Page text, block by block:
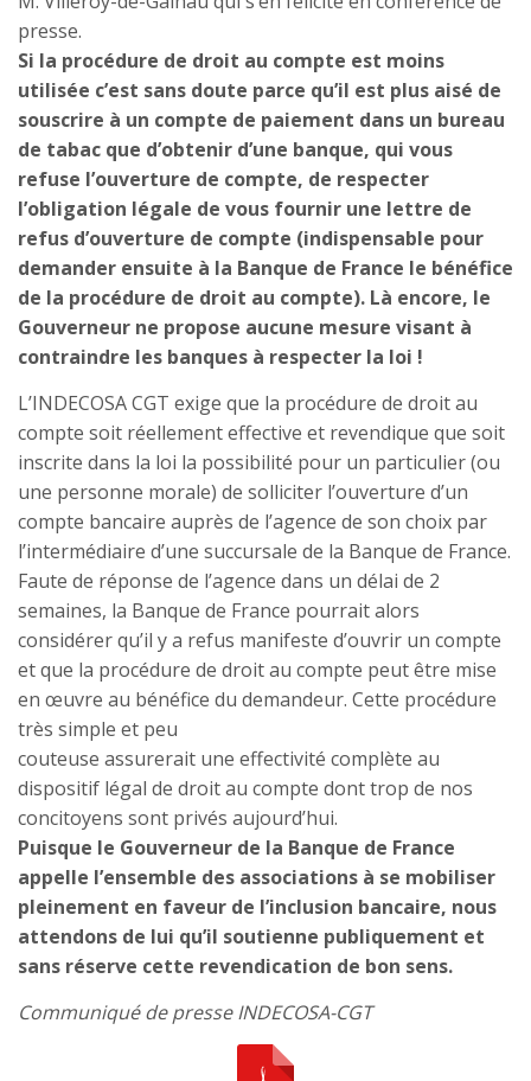
presse.
Si la procédure de droit au compte est moins
utilisée c’est sans doute parce qu’il est plus aisé de
souscrire à un compte de paiement dans un bureau
de tabac que d’obtenir d’une banque, qui vous
refuse l’ouverture de compte, de respecter
l’obligation légale de vous fournir une lettre de
refus d’ouverture de compte (indispensable pour
demander ensuite à la Banque de France le bénéfice
de la procédure de droit au compte). Là encore, le
Gouverneur ne propose aucune mesure visant à
contraindre les banques à respecter la loi !
L’INDECOSA CGT exige que la procédure de droit au
compte soit réellement effective et revendique que soit
inscrite dans la loi la possibilité pour un particulier (ou
une personne morale) de solliciter l’ouverture d’un
compte bancaire auprès de l’agence de son choix par
l’intermédiaire d’une succursale de la Banque de France.
Faute de réponse de l’agence dans un délai de 2
semaines, la Banque de France pourrait alors
considérer qu’il y a refus manifeste d’ouvrir un compte
et que la procédure de droit au compte peut être mise
en œuvre au bénéfice du demandeur. Cette procédure
très simple et peu
couteuse assurerait une effectivité complète au
dispositif légal de droit au compte dont trop de nos
concitoyens sont privés aujourd’hui.
Puisque le Gouverneur de la Banque de France
appelle l’ensemble des associations à se mobiliser
pleinement en faveur de l’inclusion bancaire, nous
attendons de lui qu’il soutienne publiquement et
sans réserve cette revendication de bon sens.
Communiqué de presse INDECOSA-CGT